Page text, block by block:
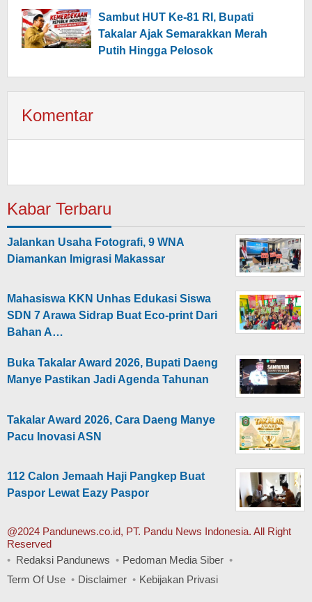
Daerah
Sambut HUT Ke-81 RI, Bupati
Takalar Ajak Semarakkan Merah
Putih Hingga Pelosok
Komentar
Kabar Terbaru
Jalankan Usaha Fotografi, 9 WNA
Diamankan Imigrasi Makassar
Mahasiswa KKN Unhas Edukasi Siswa
SDN 7 Arawa Sidrap Buat Eco-print Dari
Bahan A…
Buka Takalar Award 2026, Bupati Daeng
Manye Pastikan Jadi Agenda Tahunan
Takalar Award 2026, Cara Daeng Manye
Pacu Inovasi ASN
112 Calon Jemaah Haji Pangkep Buat
Paspor Lewat Eazy Paspor
@2024 Pandunews.co.id, PT. Pandu News Indonesia. All Right
Reserved
Redaksi Pandunews
Pedoman Media Siber
Term Of Use
Disclaimer Kebijakan Privasi